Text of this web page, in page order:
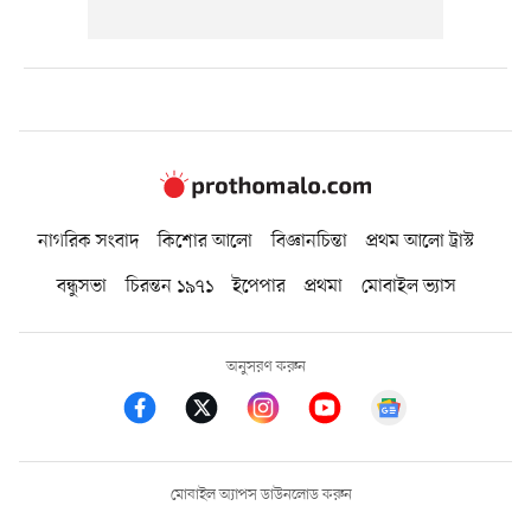
নাগরিক সংবাদ কিশোর আলো বিজ্ঞানচিন্তা
প্রথম আলো ট্রাস্ট
বন্ধুসভা
চিরন্তন ১৯৭১ ইপেপার প্রথমা মোবাইল ভ্যাস
অনুসরণ করুন
মোবাইল অ্যাপস ডাউনলোড করুন